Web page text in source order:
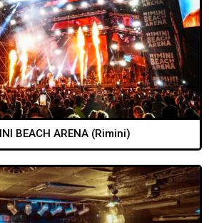
BEACH ARENA (Rimini)